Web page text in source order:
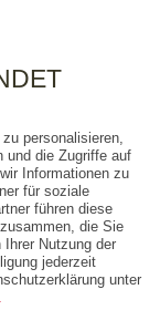
personalisieren,
und die Zugriffe auf
Informationen zu
für soziale
führen diese
die Sie
Nutzung der
jederzeit
unter